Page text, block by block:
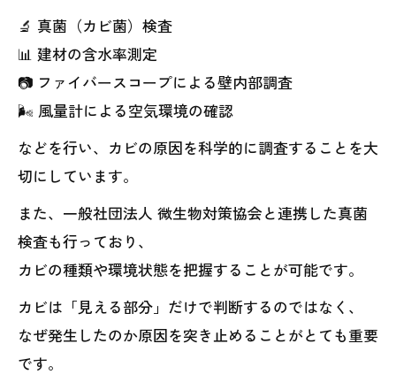
🔬 真菌（カビ菌）検査
📊 建材の含水率測定
📷 ファイバースコープによる壁内部調査
🌬 風量計による空気環境の確認
などを行い、カビの原因を科学的に調査することを大
切にしています。
また、一般社団法人 微生物対策協会と連携した真菌
検査も行っており、
カビの種類や環境状態を把握することが可能です。
カビは「見える部分」だけで判断するのではなく、
なぜ発生したのか原因を突き止めることがとても重要
です。